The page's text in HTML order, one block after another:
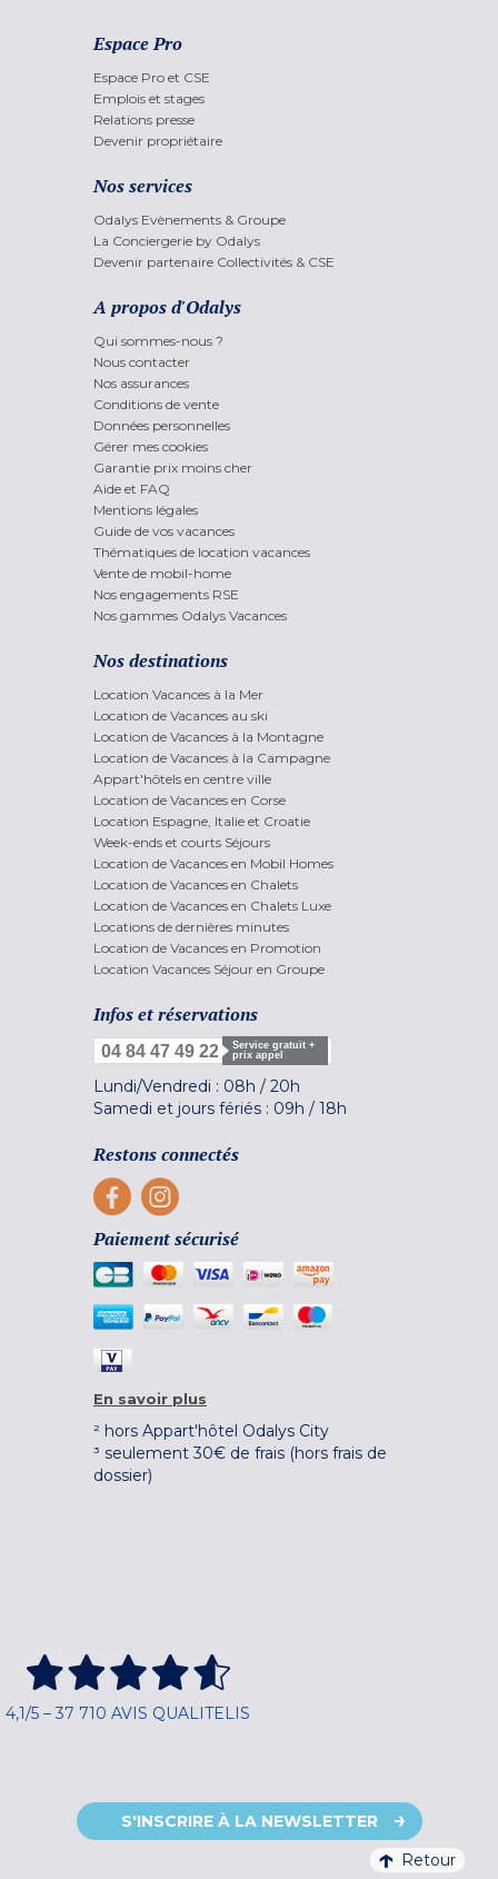
Espace Pro
Espace Pro et CSE
Emplois et stages
Relations presse
Devenir propriétaire
Nos services
Odalys Evènements & Groupe
La Conciergerie by Odalys
Devenir partenaire Collectivités & CSE
A propos d'Odalys
Qui sommes-nous ?
Nous contacter
Nos assurances
Conditions de vente
Données personnelles
Gérer mes cookies
Garantie prix moins cher
Aide et FAQ
Mentions légales
Guide de vos vacances
Thématiques de location vacances
Vente de mobil-home
Nos engagements RSE
Nos gammes Odalys Vacances
Nos destinations
Location Vacances à la Mer
Location de Vacances au ski
Location de Vacances à la Montagne
Location de Vacances à la Campagne
Appart'hôtels en centre ville
Location de Vacances en Corse
Location Espagne, Italie et Croatie
Week-ends et courts Séjours
Location de Vacances en Mobil Homes
Location de Vacances en Chalets
Location de Vacances en Chalets Luxe
Locations de dernières minutes
Location de Vacances en Promotion
Location Vacances Séjour en Groupe
Infos et réservations
04 84 47 49 22
Service gratuit +
prix appel
Lundi/Vendredi : 08h / 20h
Samedi et jours fériés : 09h / 18h
Restons connectés
Paiement sécurisé
En savoir plus
² hors Appart'hôtel Odalys City
³ seulement 30€ de frais (hors frais de
dossier)
4,1/5 – 37 710 AVIS QUALITELIS
S'INSCRIRE À LA NEWSLETTER
Retour